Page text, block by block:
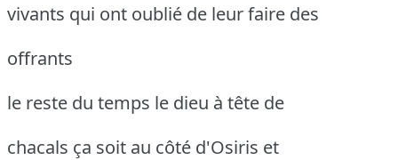
vivants qui ont oublié de leur faire des
offrants
le reste du temps le dieu à tête de
chacals ça soit au côté d'Osiris et